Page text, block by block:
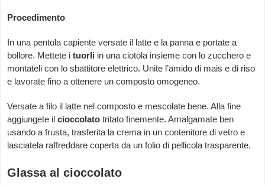
Procedimento
In una pentola capiente versate il latte e la panna e portate a
bollore. Mettete ituorli in una ciotola insieme con lo zucchero e
montateli con lo sbattitore elettrico. Unite l’amido di mais e di riso
e lavorate fino a ottenere un composto omogeneo.
Versate a filo il latte nel composto e mescolate bene. Alla fine
aggiungete il cioccolato tritato finemente. Amalgamate ben
usando a frusta, trasferita la crema in un contenitore di vetro e
lasciatela raffreddare coperta da un folio di pellicola trasparente.
Glassa al cioccolato